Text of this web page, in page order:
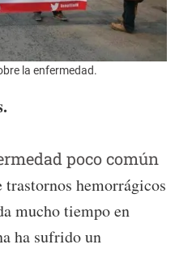
la enfermedad.
poco común
trastornos hemorrágicos
mucho tiempo en
ha sufrido un